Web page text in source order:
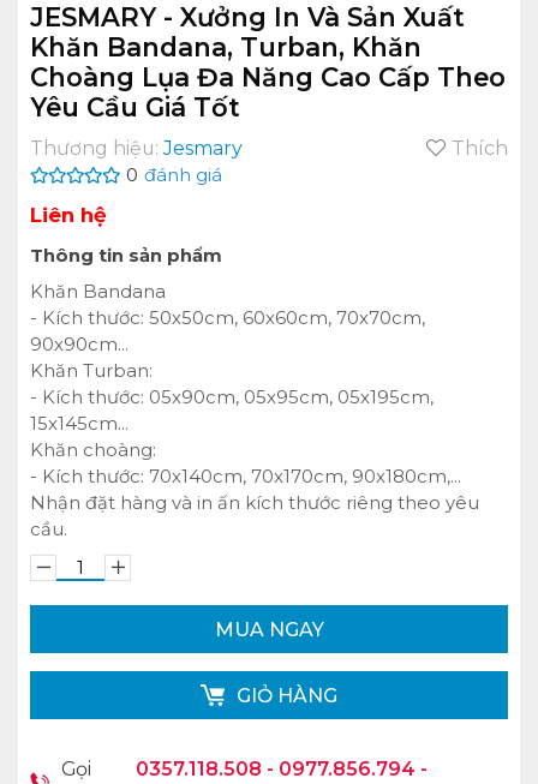
JESMARY - Xưởng In Và Sản Xuất
Khăn Bandana, Turban, Khăn
Choàng Lụa Đa Năng Cao Cấp Theo
Yêu Cầu Giá Tốt
Thương hiệu:Jesmary Thích
0 đánh giá
Liên hệ
Thông tin sản phẩm
Khăn Bandana
- Kích thước: 50x50cm, 60x60cm, 70x70cm,
90x90cm...
Khăn Turban:
- Kích thước: 05x90cm, 05x95cm, 05x195cm,
15x145cm...
Khăn choàng:
- Kích thước: 70x140cm, 70x170cm, 90x180cm,...
Nhận đặt hàng và in ấn kích thước riêng theo yêu
cầu.
MUA NGAY
GIỎ HÀNG
Gọi
0357.118.508 - 0977.856.794 -